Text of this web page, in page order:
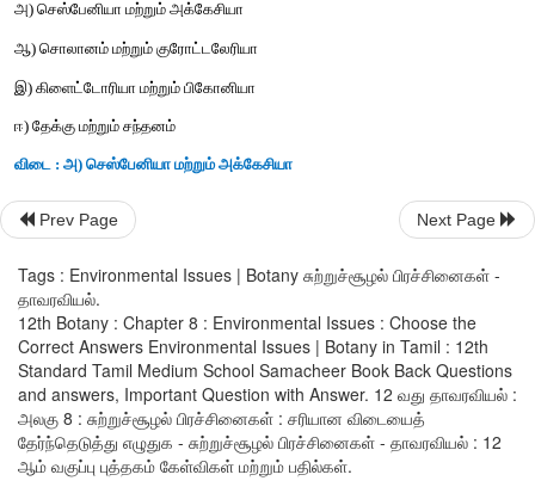
இ) மாற்றியமைக்கப்பட்ட உள்ளூர் வானிலை
ஈ) இயற்கை வாழிட வானிலை நிலை அழிதல்
விடை : அ) வேகமான ஊட்டச்சத்து சுழற்சி
9. ஓசோனின் தடிமனை அளவிடும் அலகு?
அ) ஜூல்
ஆ) கிலோ
இ) டாப்சன்
ஈ) வாட்
விடை : இ) டாப்சன்
Prev Page Next Page
Tags : Environmental Issues | Botany சுற்றுச்சூழல் பிரச்சினைகள் -
தாவரவியல்.
12th Botany : Chapter 8 : Environmental Issues : Choose the
Correct Answers Environmental Issues | Botany in Tamil : 12th
Standard Tamil Medium School Samacheer Book Back Questions
and answers, Important Question with Answer. 12 வது தாவரவியல் :
அலகு 8 : சுற்றுச்சூழல் பிரச்சினைகள் : சரியான விடையைத்
தேர்ந்தெடுத்து எழுதுக - சுற்றுச்சூழல் பிரச்சினைகள் - தாவரவியல் : 12
ஆம் வகுப்பு புத்தகம் கேள்விகள் மற்றும் பதில்கள்.